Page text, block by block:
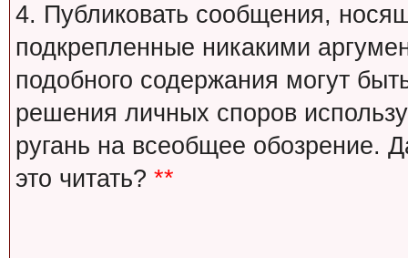
4. Публиковать сообщения,
подкрепленные никакими
подобного содержания могут
решения личных споров
ругань на всеобщее обозрение.
это читать? **